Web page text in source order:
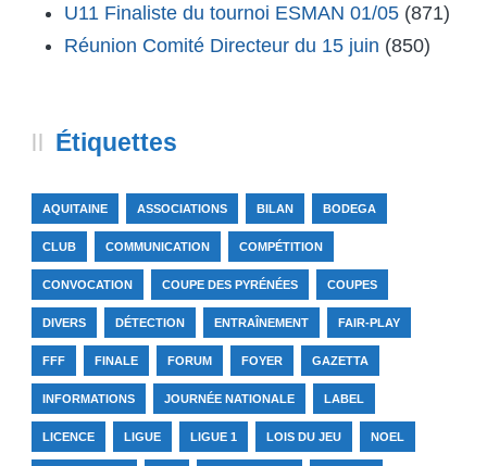
U11 Finaliste du tournoi ESMAN 01/05 (871)
Réunion Comité Directeur du 15 juin (850)
Étiquettes
AQUITAINE ASSOCIATIONS BILAN BODEGA
CLUB COMMUNICATION COMPÉTITION
CONVOCATION COUPE DES PYRÉNÉES COUPES
DIVERS DÉTECTION ENTRAÎNEMENT FAIR-PLAY
FFF FINALE FORUM FOYER GAZETTA
INFORMATIONS JOURNÉE NATIONALE LABEL
LICENCE LIGUE LIGUE 1 LOIS DU JEU NOEL